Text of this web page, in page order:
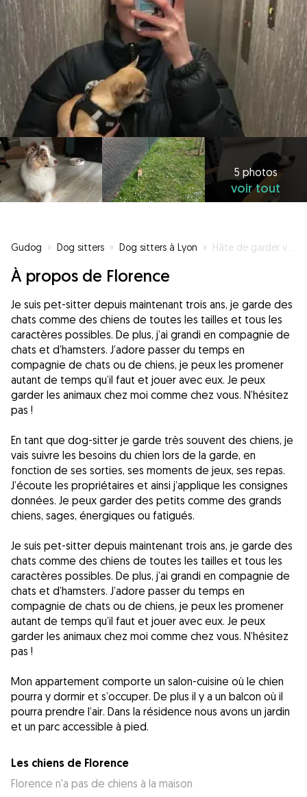
5 photos
voir tout
Gudog » Dog sitters » Dog sitters à Lyon » Hâte de garder votre animal de compagnie
À propos de Florence
Je suis pet-sitter depuis maintenant trois ans, je garde des
chats comme des chiens de toutes les tailles et tous les
caractères possibles. De plus, j’ai grandi en compagnie de
chats et d’hamsters. J’adore passer du temps en
compagnie de chats ou de chiens, je peux les promener
autant de temps qu’il faut et jouer avec eux. Je peux
garder les animaux chez moi comme chez vous. N’hésitez
pas !
En tant que dog-sitter je garde très souvent des chiens, je
vais suivre les besoins du chien lors de la garde, en
fonction de ses sorties, ses moments de jeux, ses repas.
J’écoute les propriétaires et ainsi j’applique les consignes
données. Je peux garder des petits comme des grands
chiens, sages, énergiques ou fatigués.
Je suis pet-sitter depuis maintenant trois ans, je garde des
chats comme des chiens de toutes les tailles et tous les
caractères possibles. De plus, j’ai grandi en compagnie de
chats et d’hamsters. J’adore passer du temps en
compagnie de chats ou de chiens, je peux les promener
autant de temps qu’il faut et jouer avec eux. Je peux
garder les animaux chez moi comme chez vous. N’hésitez
pas !
Mon appartement comporte un salon-cuisine où le chien
pourra y dormir et s’occuper. De plus il y a un balcon où il
pourra prendre l’air. Dans la résidence nous avons un jardin
et un parc accessible à pied.
Les chiens de Florence
Florence n'a pas de chiens à la maison